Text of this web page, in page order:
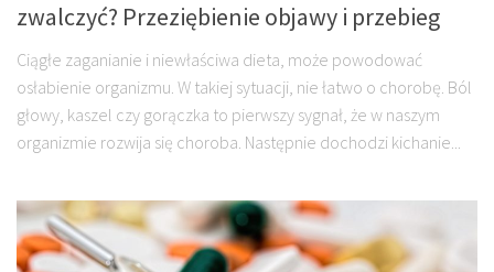
zwalczyć? Przeziębienie objawy i przebieg
Ciągłe zaganianie i niewłaściwa dieta, może powodować
osłabienie organizmu. W takiej sytuacji, nie łatwo o chorobę. Ból
głowy, kaszel czy gorączka to pierwszy sygnał, że w naszym
organizmie rozwija się choroba. Następnie dochodzi kichanie...